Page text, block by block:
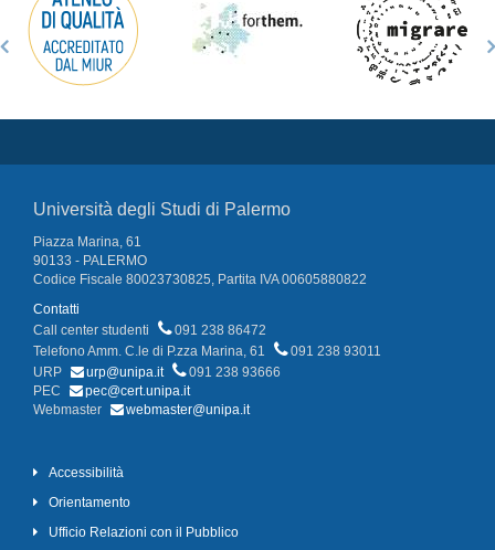
Università degli Studi di Palermo
Piazza Marina, 61
90133 - PALERMO
Codice Fiscale 80023730825, Partita IVA 00605880822
Contatti
Call center studenti
091 238 86472
Telefono Amm. C.le di P.zza Marina, 61
091 238 93011
URP
urp@unipa.it
091 238 93666
PEC
pec@cert.unipa.it
Webmaster
webmaster@unipa.it
Accessibilità
Orientamento
Ufficio Relazioni con il Pubblico